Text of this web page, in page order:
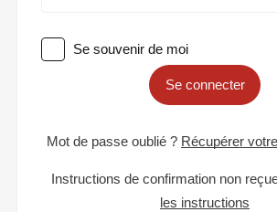
Se souvenir de moi
Se connecter
Mot de passe oublié ? Récupérer
Instructions de confirmation non
les instructions